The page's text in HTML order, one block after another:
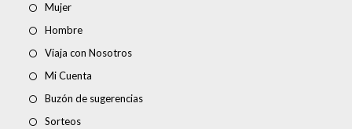
Mujer
Hombre
Viaja con Nosotros
Mi Cuenta
Buzón de sugerencias
Sorteos